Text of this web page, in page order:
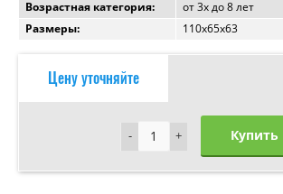
Возрастная категория:
от 3x до 8 лет
Размеры:
110х65х63
Цену уточняйте
+
- +
- Купить